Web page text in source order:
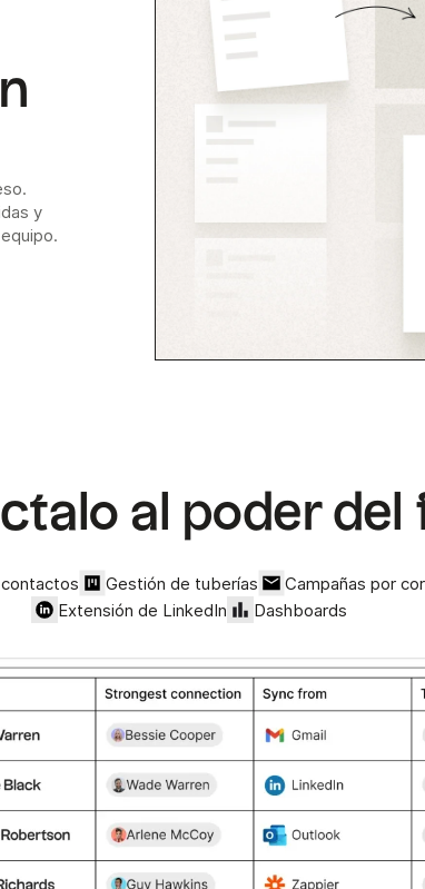
y
al poder del
Gestión de tuberías
Campañas por
Extensión de LinkedIn
Dashboards